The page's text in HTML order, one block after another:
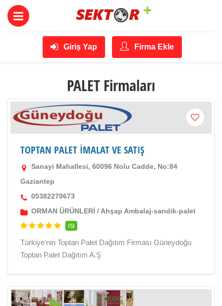
Giriş Yap Firma Ekle
PALET Firmaları
TOPTAN PALET İMALAT VE SATIŞ
Sanayi Mahallesi, 60096 Nolu Cadde, No:84
Gaziantep
05382270673
ORMAN ÜRÜNLERİ / Ahşap Ambalaj-sandik-palet
(5)
Türkiye'nin Toptan Palet Dağıtım Firması Güneydoğu
Toptan Palet Dağıtım A.Ş